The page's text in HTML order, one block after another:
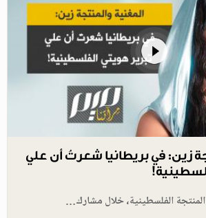
زين: في بريطانيا شعرتُ أن علي
الفلسطينية، خلال مشارك…